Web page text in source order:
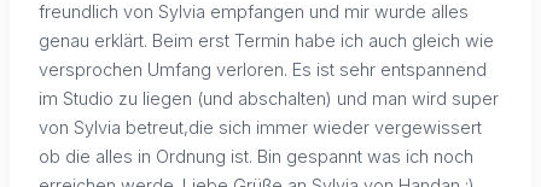
freundlich von Sylvia empfangen und mir wurde alles
genau erklärt. Beim erst Termin habe ich auch gleich wie
versprochen Umfang verloren. Es ist sehr entspannend
im Studio zu liegen (und abschalten) und man wird super
von Sylvia betreut,die sich immer wieder vergewissert
ob die alles in Ordnung ist. Bin gespannt was ich noch